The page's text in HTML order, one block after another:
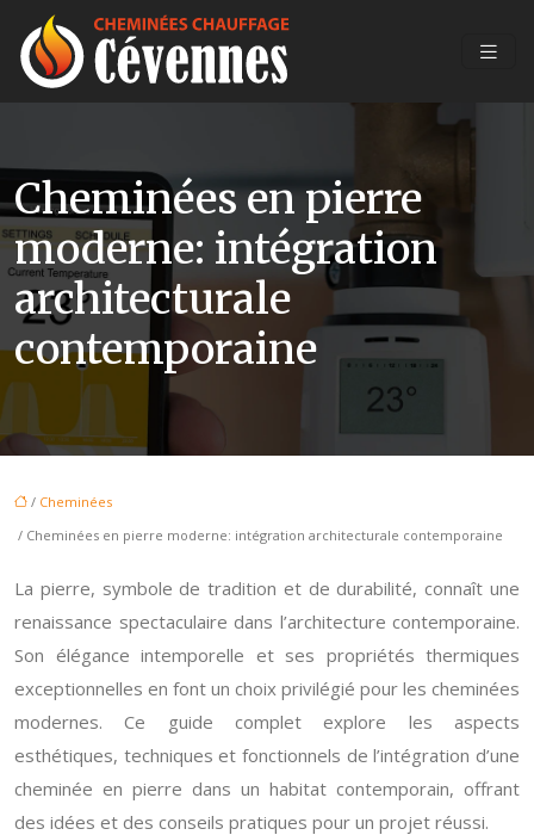
Cheminées en pierre
moderne: intégration
architecturale
contemporaine
/ Cheminées
/ Cheminées en pierre moderne: intégration architecturale contemporaine
La pierre, symbole de tradition et de durabilité, connaît une
renaissance spectaculaire dans l’architecture contemporaine.
Son élégance intemporelle et ses propriétés thermiques
exceptionnelles en font un choix privilégié pour les cheminées
modernes. Ce guide complet explore les aspects
esthétiques, techniques et fonctionnels de l’intégration d’une
cheminée en pierre dans un habitat contemporain, offrant
des idées et des conseils pratiques pour un projet réussi.